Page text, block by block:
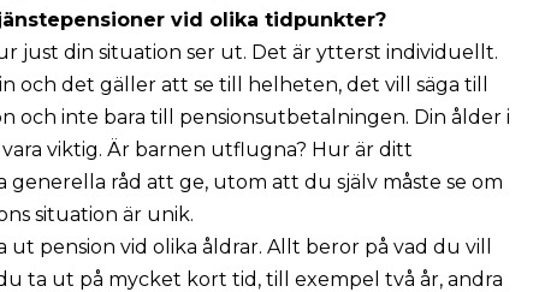
vid olika tidpunkter?
just din situation ser ut. Det är ytterst individuellt.
och det gäller att se till helheten, det vill säga till
och inte bara till pensionsutbetalningen. Din ålder i
viktig. Är barnen utflugna? Hur är ditt
generella råd att ge, utom att du själv måste se om
situation är unik.
pension vid olika åldrar. Allt beror på vad du vill
ta ut på mycket kort tid, till exempel två år, andra